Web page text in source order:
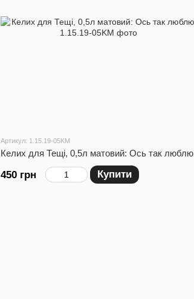
Артикул: 1.15.19-05KM
Келих для Тещі, 0,5л матовий: Ось так люблю
450 грн Купити